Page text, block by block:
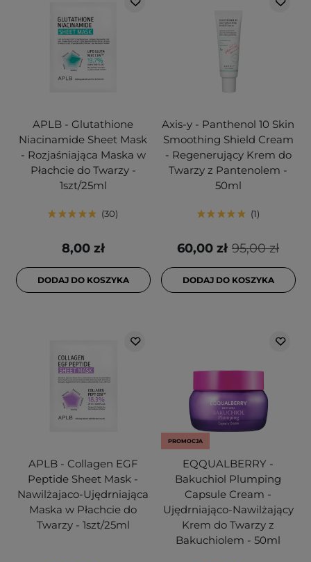
APLB - Glutathione
Niacinamide Sheet Mask
- Rozjaśniająca Maska w
Płachcie do Twarzy -
1szt/25ml
30
8,00 zł
DODAJ DO KOSZYKA
Axis-y - Panthenol 10 Skin
Smoothing Shield Cream
- Regenerujący Krem do
Twarzy z Pantenolem -
50ml
1
95,00 zł
60,00 zł
DODAJ DO KOSZYKA
APLB - Collagen EGF
Peptide Sheet Mask -
Nawilżajaco-Ujędrniająca
Maska w Płachcie do
Twarzy - 1szt/25ml
PROMOCJA
EQQUALBERRY -
Bakuchiol Plumping
Capsule Cream -
Ujędrniająco-Nawilżający
Krem do Twarzy z
Bakuchiolem - 50ml